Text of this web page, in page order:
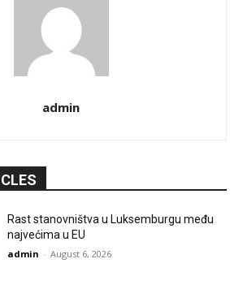
admin
Rast stanovništva u Luksemburgu među
najvećima u EU
admin - August 6, 2026